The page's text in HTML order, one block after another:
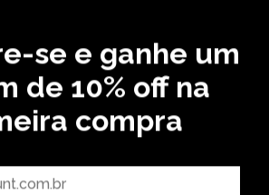
VOCÊ PODE GOSTAR
OVERSIZED
CAMISETA OVERSIZED
R$ 189,99
3‌x de R$ 63,33
R$ 139,99
se e ganhe um
de 10% off na
compra